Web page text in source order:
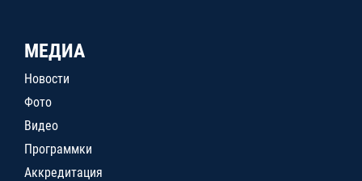
МЕДИА
Новости
Фото
Видео
Программки
Аккредитация